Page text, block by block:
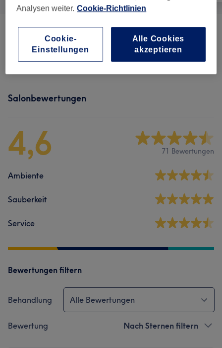
(7 ab 10 €
Beauty Stations - Beauty To Go
Salonbewertungen
4,6 71 Bewertungen
Ambiente
Sauberkeit
Service
Bewertungen filtern
Behandlung Alle Bewertungen
Bewertung Nach Sternen filtern
Analysen weiter. Cookie-Richtlinien
Cookie-
Einstellungen
Alle Cookies
akzeptieren